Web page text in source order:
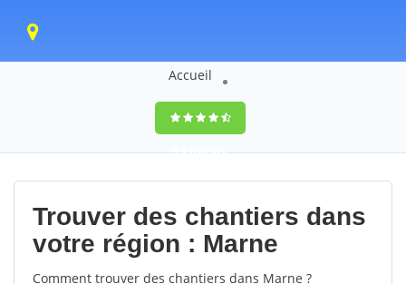
Accueil
9,5(100%)0
votes
Trouver des chantiers dans
votre région : Marne
Comment trouver des chantiers dans Marne ?